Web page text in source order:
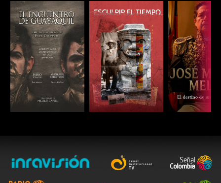
ESCUCHAR ESCUCHAR